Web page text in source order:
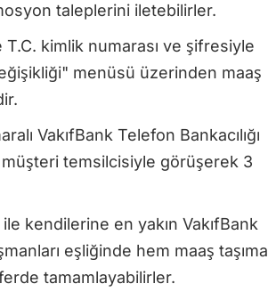
taleplerini iletebilirler.
kimlik numarası ve şifresiyle
menüsü üzerinden maaş
VakıfBank Telefon Bankacılığı
temsilcisiyle görüşerek 3
kendilerine en yakın VakıfBank
eşliğinde hem maaş taşıma
tamamlayabilirler.